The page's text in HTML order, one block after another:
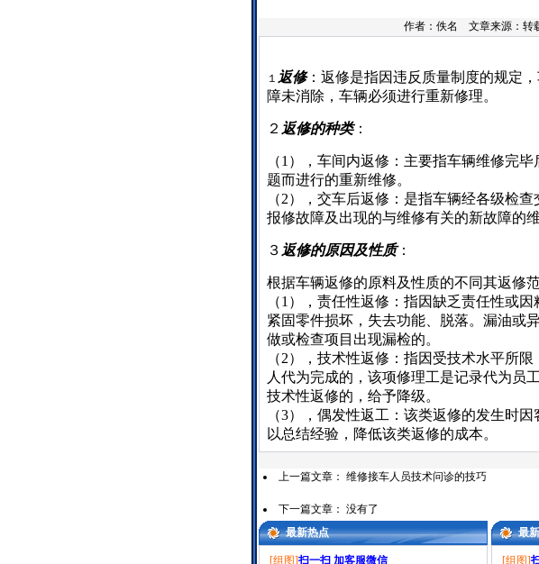
作者：佚名 文章来源：转
１ 返修：返修是指因违反质量制度的规定
障未消除，车辆必须进行重新修理。
２ 返修的种类：
（1 ），车间内返修：主要指车辆维修完
题而进行的重新维修。
（2），交车后返修：是指车辆经各级检
报修故障及出现的与维修有关的新故障的维
３ 返修的原因及性质：
根据车辆返修的原料及性质的不同其返修
（1 ），责任性返修：指因缺乏责任性或
紧固零件损坏，失去功能、脱落。漏油或
做或检查项目出现漏检的。
（2），技术性返修：指因受技术水平所
人代为完成的，该项修理工是记录代为员
技术性返修的，给予降级。
（3），偶发性返工：该类返修的发生时
以总结经验，降低该类返修的成本。
上一篇文章： 维修接车人员技术问诊的技巧
下一篇文章： 没有了
最新热点
最
[组图]扫一扫 加客服微信 [组图]